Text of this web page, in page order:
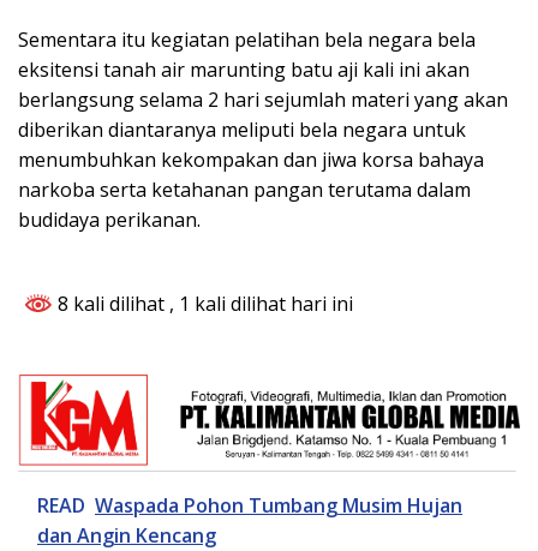
Sementara itu kegiatan pelatihan bela negara bela
eksitensi tanah air marunting batu aji kali ini akan
berlangsung selama 2 hari sejumlah materi yang akan
diberikan diantaranya meliputi bela negara untuk
menumbuhkan kekompakan dan jiwa korsa bahaya
narkoba serta ketahanan pangan terutama dalam
budidaya perikanan.
8 kali dilihat , 1 kali dilihat hari ini
READ Waspada Pohon Tumbang Musim Hujan
dan Angin Kencang